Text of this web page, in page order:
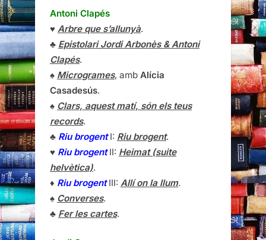
Antoni Clapés
♥ Arbre que s’allunyà.
♣ Epistolari Jordi Arbonès & Antoni
Clapés.
♠ Microgrames, amb Alícia
Casadesús.
♠ Clars, aquest matí, són els teus
records.
♣ Riu brogentI: Riu brogent.
♥ Riu brogentII: Heimat (suite
helvètica).
♦ Riu brogentIII: Allí on la llum.
♠ Converses.
♣ Fer les cartes.